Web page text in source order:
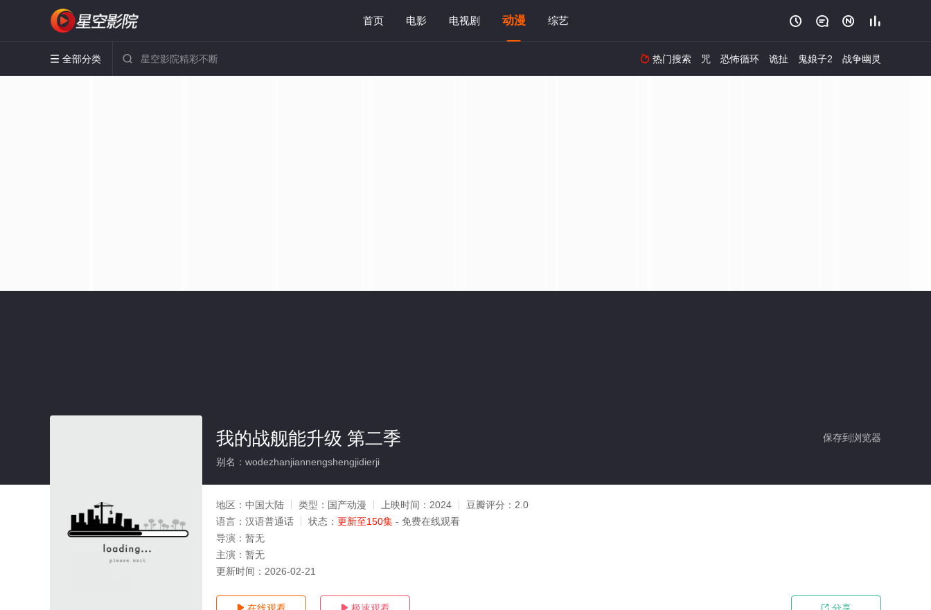
首页 电影 电视剧 动漫 综艺    
 全部分类   热门搜索 咒 恐怖循环 诡扯 鬼娘子2 战争幽灵
保存到浏览器
我的战舰能升级 第二季
别名：wodezhanjiannengshengjidierji
地区： 中国大陆 类型： 国产动漫 上映时间： 2024 豆瓣评分： 2.0
语言： 汉语普通话 状态： 更新至150集 - 免费在线观看
导演： 暂无
主演： 暂无
更新时间： 2026-02-21
  